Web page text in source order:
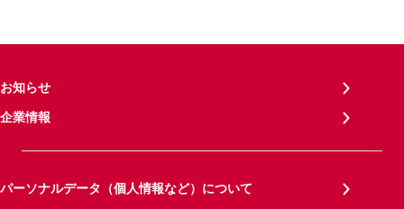
お知らせ
企業情報
パーソナルデータ（個人情報など）について